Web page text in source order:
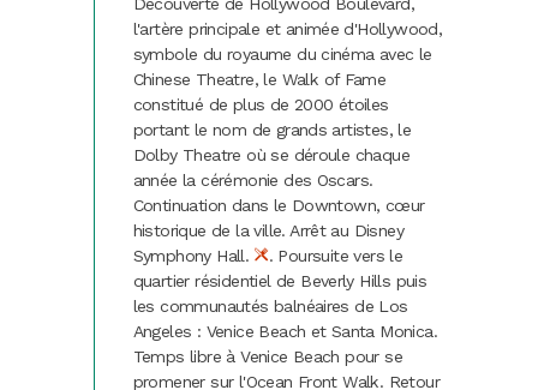
Découverte de Hollywood Boulevard,
l'artère principale et animée d'Hollywood,
symbole du royaume du cinéma avec le
Chinese Theatre, le Walk of Fame
constitué de plus de 2000 étoiles
portant le nom de grands artistes, le
Dolby Theatre où se déroule chaque
année la cérémonie des Oscars.
Continuation dans le Downtown, cœur
historique de la ville. Arrêt au Disney
Symphony Hall.
. Poursuite vers le
quartier résidentiel de Beverly Hills puis
les communautés balnéaires de Los
Angeles : Venice Beach et Santa Monica.
Temps libre à Venice Beach pour se
promener sur l'Ocean Front Walk. Retour